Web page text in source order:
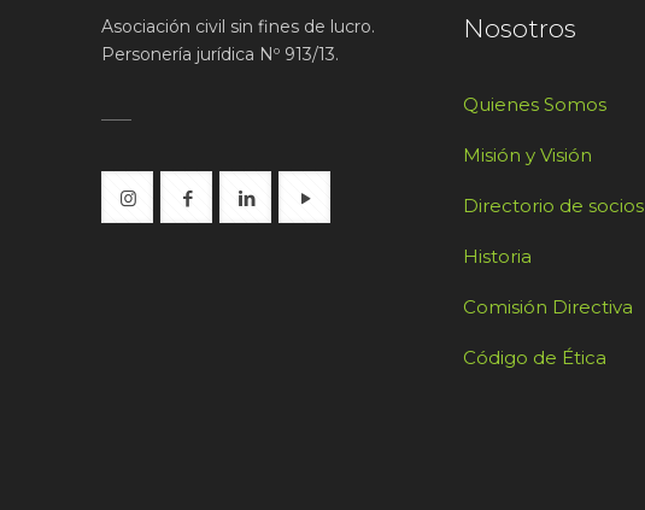
Asociación civil sin fines de lucro.
Personería jurídica Nº 913/13.
Nosotros
Quienes Somos
Misión y Visión
Directorio de socios
Historia
Comisión Directiva
Código de Ética